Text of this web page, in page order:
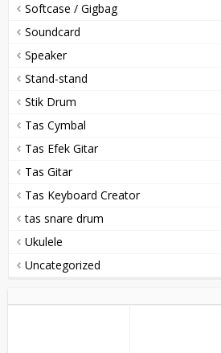
Softcase / Gigbag
Soundcard
Speaker
Stand-stand
Stik Drum
Tas Cymbal
Tas Efek Gitar
Tas Gitar
Tas Keyboard Creator
tas snare drum
Ukulele
Uncategorized